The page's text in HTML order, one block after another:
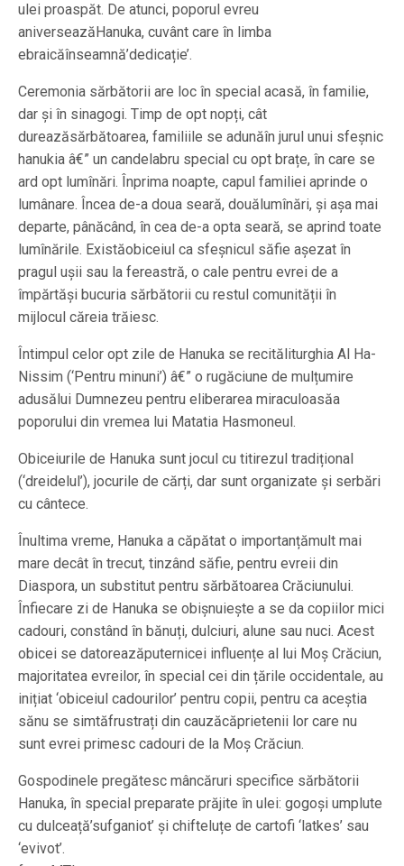
ulei proaspăt. De atunci, poporul evreu
aniverseazăHanuka, cuvânt care în limba
ebraicăînseamnă’dedicație’.
Ceremonia sărbătorii are loc în special acasă, în familie,
dar și în sinagogi. Timp de opt nopți, cât
dureazăsărbătoarea, familiile se adunăîn jurul unui sfeșnic
hanukia â€” un candelabru special cu opt brațe, în care se
ard opt lumînări. Înprima noapte, capul familiei aprinde o
lumânare. Încea de-a doua seară, douălumînări, și așa mai
departe, pânăcând, în cea de-a opta seară, se aprind toate
lumînările. Existăobiceiul ca sfeșnicul săfie așezat în
pragul ușii sau la fereastră, o cale pentru evrei de a
împărtăși bucuria sărbătorii cu restul comunității în
mijlocul căreia trăiesc.
Întimpul celor opt zile de Hanuka se recităliturghia Al Ha-
Nissim (‘Pentru minuni’) â€” o rugăciune de mulțumire
adusălui Dumnezeu pentru eliberarea miraculoasăa
poporului din vremea lui Matatia Hasmoneul.
Obiceiurile de Hanuka sunt jocul cu titirezul tradițional
(‘dreidelul’), jocurile de cărți, dar sunt organizate și serbări
cu cântece.
Înultima vreme, Hanuka a căpătat o importanțămult mai
mare decât în trecut, tinzând săfie, pentru evreii din
Diaspora, un substitut pentru sărbătoarea Crăciunului.
Înfiecare zi de Hanuka se obișnuiește a se da copiilor mici
cadouri, constând în bănuți, dulciuri, alune sau nuci. Acest
obicei se datoreazăputernicei influențe al lui Moș Crăciun,
majoritatea evreilor, în special cei din țările occidentale, au
inițiat ‘obiceiul cadourilor’ pentru copii, pentru ca aceștia
sănu se simtăfrustrați din cauzăcăprietenii lor care nu
sunt evrei primesc cadouri de la Moș Crăciun.
Gospodinele pregătesc mâncăruri specifice sărbătorii
Hanuka, în special preparate prăjite în ulei: gogoși umplute
cu dulceață’sufganiot’ și chifteluțe de cartofi ‘latkes’ sau
‘evivot’.